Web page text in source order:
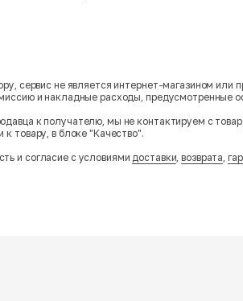
сервис не является интернет-магазином
и накладные расходы, предусмотренные
к получателю, мы не контактируем с
товару, в блоке "Качество".
и согласие с условиямидоставки,возврата,